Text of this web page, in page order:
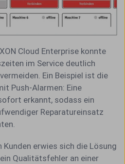
Cloud Enterprise konnte
im Service deutlich
Ein Beispiel ist die
Push-Alarmen: Eine
erkannt, sodass ein
Reparatureinsatz
Kunden erwies sich die Lösung
Qualitätsfehler an einer